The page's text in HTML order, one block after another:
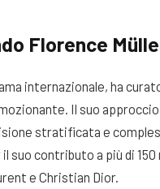
Florence
internazionale, ha
Il suo
stratificata e
suo contributo a più di
e Christian Dior.